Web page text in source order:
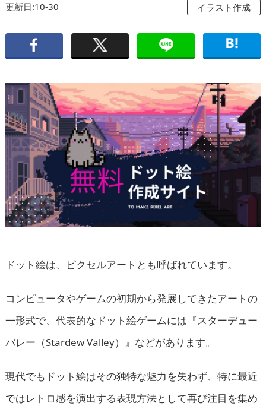
更新日:10-30 イラスト作成
ドット絵は、ピクセルアートとも呼ばれています。
コンピュータやゲームの初期から発展してきたアートの
一形式で、代表的なドット絵ゲームには『スターデュー
バレー（Stardew Valley）』などがあります。
現代でもドット絵はその独特な魅力を失わず、特に最近
ではレトロ感を演出する表現方法として再び注目を集め